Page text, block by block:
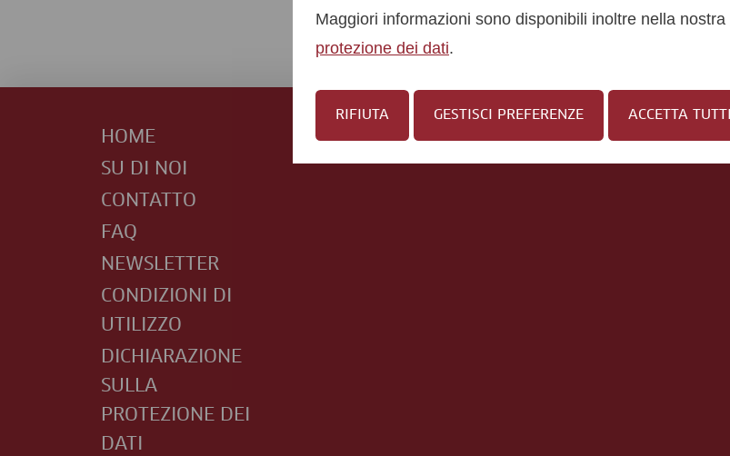
HOME
SU DI NOI
CONTATTO
FAQ
NEWSLETTER
CONDIZIONI DI
UTILIZZO
DICHIARAZIONE
SULLA
PROTEZIONE DEI
DATI
Maggiori informazioni sono disponibili inoltre nella nostra
protezione dei dati.
RIFIUTA GESTISCI PREFERENZE ACCETTA TUTTI